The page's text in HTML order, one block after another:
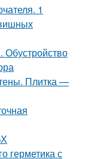
1
Плитка —
герметика с